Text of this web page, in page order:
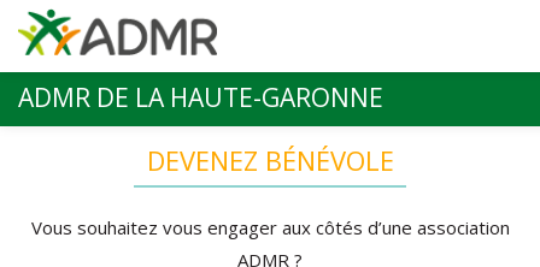
Aller au contenu principal
ADMR DE LA HAUTE-GARONNE
DEVENEZ BÉNÉVOLE
Vous souhaitez vous engager aux côtés d’une association
ADMR ?